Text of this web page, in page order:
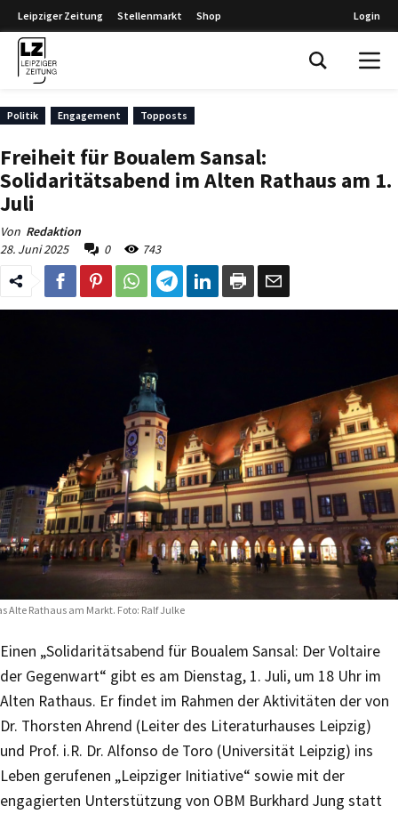
Leipziger Zeitung Stellenmarkt Shop Login
Politik Engagement Topposts
Freiheit für Boualem Sansal:
Solidaritätsabend im Alten Rathaus am 1.
Juli
Von Redaktion
28. Juni 2025
0 743
Alte Rathaus am Markt. Foto: Ralf Julke
Einen „Solidaritätsabend für Boualem Sansal: Der Voltaire
der Gegenwart“ gibt es am Dienstag, 1. Juli, um 18 Uhr im
Alten Rathaus. Er findet im Rahmen der Aktivitäten der von
Dr. Thorsten Ahrend (Leiter des Literaturhauses Leipzig)
und Prof. i.R. Dr. Alfonso de Toro (Universität Leipzig) ins
Leben gerufenen „Leipziger Initiative“ sowie mit der
engagierten Unterstützung von OBM Burkhard Jung statt